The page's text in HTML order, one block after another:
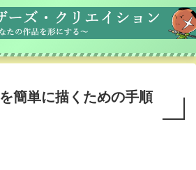
簡単に描くための手順